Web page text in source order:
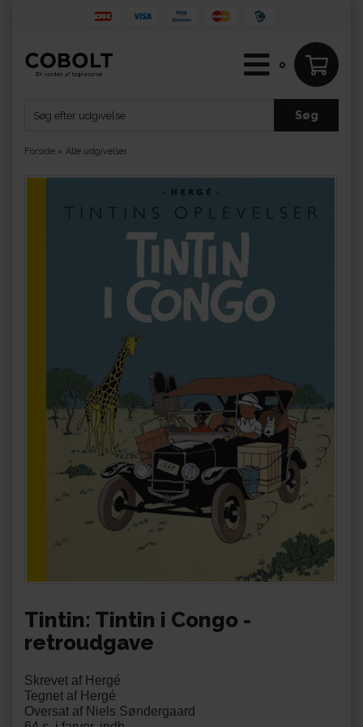
0
Forside » Alle udgivelser
Tintin: Tintin i Congo -
retroudgave
Skrevet af Hergé
Tegnet af Hergé
Oversat af Niels Søndergaard